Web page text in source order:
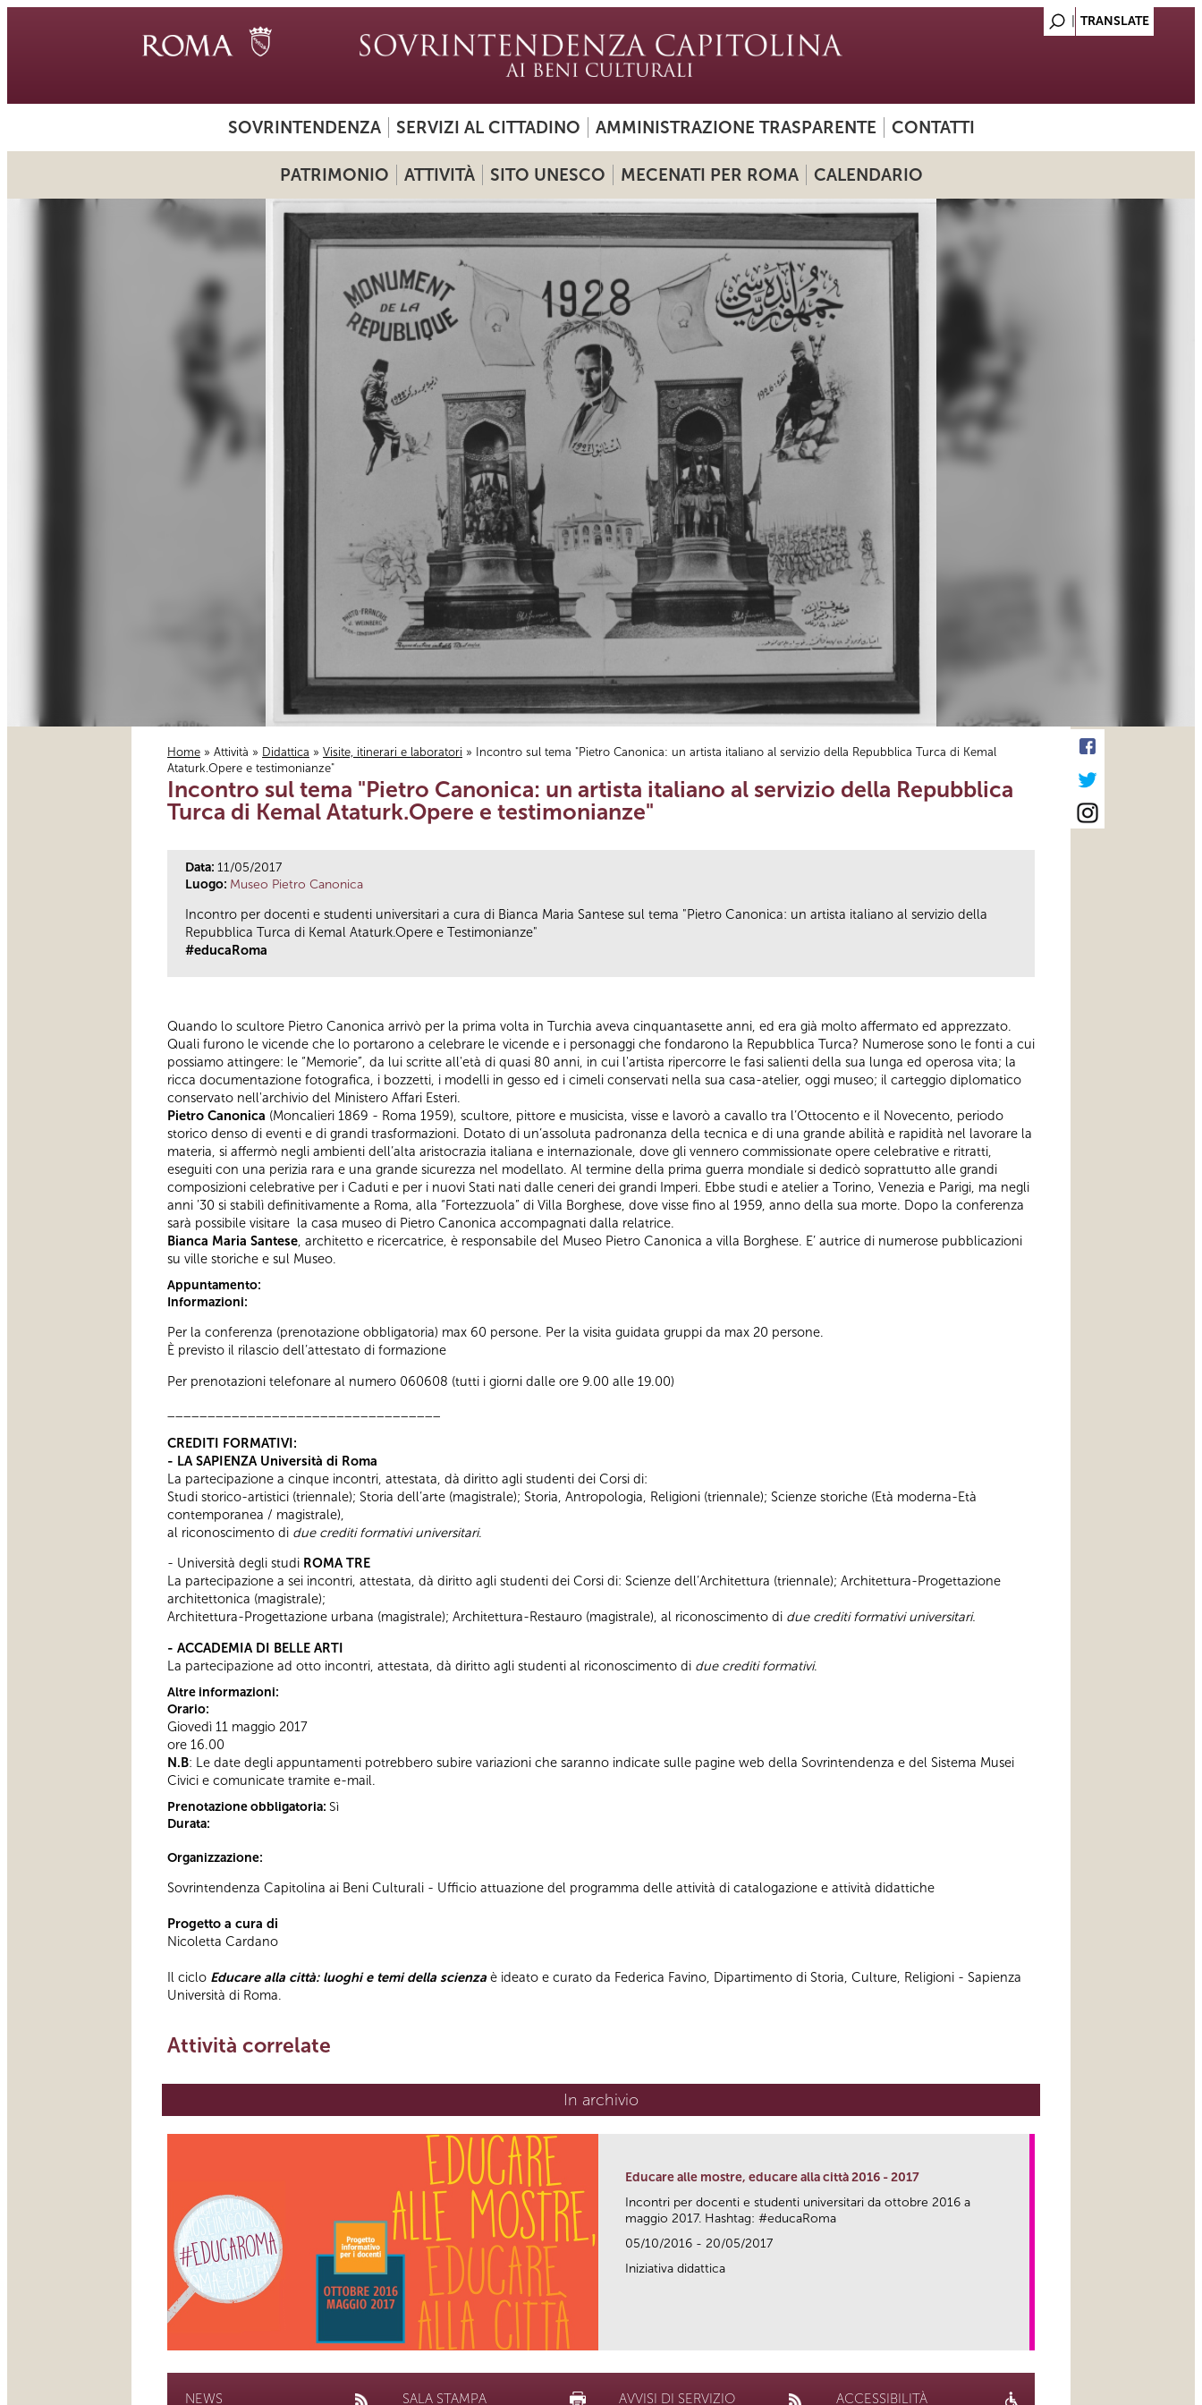
SOVRINTENDENZA SERVIZI AL CITTADINO AMMINISTRAZIONE TRASPARENTE CONTATTI
PATRIMONIO ATTIVITÀ SITO UNESCO MECENATI PER ROMA CALENDARIO
Tu sei qui
Home » Attività » Didattica » Visite, itinerari e laboratori » Incontro sul tema "Pietro Canonica: un artista italiano al servizio della Repubblica Turca di Kemal
Ataturk.Opere e testimonianze"
Incontro sul tema "Pietro Canonica: un artista italiano al servizio della Repubblica
Turca di Kemal Ataturk.Opere e testimonianze"
Data: 11/05/2017
Luogo: Museo Pietro Canonica
Incontro per docenti e studenti universitari a cura di Bianca Maria Santese sul tema "Pietro Canonica: un artista italiano al servizio della
Repubblica Turca di Kemal Ataturk.Opere e Testimonianze"
#educaRoma
Quando lo scultore Pietro Canonica arrivò per la prima volta in Turchia aveva cinquantasette anni, ed era già molto affermato ed apprezzato.
Quali furono le vicende che lo portarono a celebrare le vicende e i personaggi che fondarono la Repubblica Turca? Numerose sono le fonti a cui
possiamo attingere: le “Memorie”, da lui scritte all'età di quasi 80 anni, in cui l'artista ripercorre le fasi salienti della sua lunga ed operosa vita; la
ricca documentazione fotografica, i bozzetti, i modelli in gesso ed i cimeli conservati nella sua casa-atelier, oggi museo; il carteggio diplomatico
conservato nell'archivio del Ministero Affari Esteri.
Pietro Canonica (Moncalieri 1869 - Roma 1959), scultore, pittore e musicista, visse e lavorò a cavallo tra l’Ottocento e il Novecento, periodo
storico denso di eventi e di grandi trasformazioni. Dotato di un’assoluta padronanza della tecnica e di una grande abilità e rapidità nel lavorare la
materia, si affermò negli ambienti dell’alta aristocrazia italiana e internazionale, dove gli vennero commissionate opere celebrative e ritratti,
eseguiti con una perizia rara e una grande sicurezza nel modellato. Al termine della prima guerra mondiale si dedicò soprattutto alle grandi
composizioni celebrative per i Caduti e per i nuovi Stati nati dalle ceneri dei grandi Imperi. Ebbe studi e atelier a Torino, Venezia e Parigi, ma negli
anni ’30 si stabilì definitivamente a Roma, alla “Fortezzuola” di Villa Borghese, dove visse fino al 1959, anno della sua morte. Dopo la conferenza
sarà possibile visitare la casa museo di Pietro Canonica accompagnati dalla relatrice.
Bianca Maria Santese , architetto e ricercatrice, è responsabile del Museo Pietro Canonica a villa Borghese. E’ autrice di numerose pubblicazioni
su ville storiche e sul Museo.
Appuntamento:
Informazioni:
Per la conferenza (prenotazione obbligatoria) max 60 persone. Per la visita guidata gruppi da max 20 persone.
È previsto il rilascio dell’attestato di formazione
Per prenotazioni telefonare al numero 060608 (tutti i giorni dalle ore 9.00 alle 19.00)
CREDITI FORMATIVI:
- LA SAPIENZA Università di Roma
La partecipazione a cinque incontri, attestata, dà diritto agli studenti dei Corsi di:
Studi storico-artistici (triennale); Storia dell’arte (magistrale); Storia, Antropologia, Religioni (triennale); Scienze storiche (Età moderna-Età
contemporanea / magistrale),
al riconoscimento di due crediti formativi universitari.
- Università degli studi ROMA TRE
La partecipazione a sei incontri, attestata, dà diritto agli studenti dei Corsi di: Scienze dell’Architettura (triennale); Architettura-Progettazione
architettonica (magistrale);
Architettura-Progettazione urbana (magistrale); Architettura-Restauro (magistrale), al riconoscimento di due crediti formativi universitari.
- ACCADEMIA DI BELLE ARTI
La partecipazione ad otto incontri, attestata, dà diritto agli studenti al riconoscimento di due crediti formativi.
Altre informazioni:
Orario:
Giovedì 11 maggio 2017
ore 16.00
N.B: Le date degli appuntamenti potrebbero subire variazioni che saranno indicate sulle pagine web della Sovrintendenza e del Sistema Musei
Civici e comunicate tramite e-mail.
Prenotazione obbligatoria: Sì
Durata:
Organizzazione:
Sovrintendenza Capitolina ai Beni Culturali - Ufficio attuazione del programma delle attività di catalogazione e attività didattiche
Progetto a cura di
Nicoletta Cardano
Il ciclo Educare alla città: luoghi e temi della scienza è ideato e curato da Federica Favino, Dipartimento di Storia, Culture, Religioni - Sapienza
Università di Roma.
Attività correlate
In archivio
Educare alle mostre, educare alla città 2016 - 2017
Incontri per docenti e studenti universitari da ottobre 2016 a
maggio 2017. Hashtag: #educaRoma
05/10/2016 - 20/05/2017
Iniziativa didattica
NEWS SALA STAMPA AVVISI DI SERVIZIO ACCESSIBILITÀ